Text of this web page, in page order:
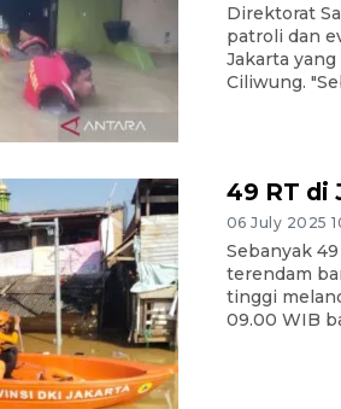
Direktorat
patroli dan
Jakarta
Ciliwung.
49 RT di
06 July 2025
Sebanyak
terendam
tinggi
09.00 WIB